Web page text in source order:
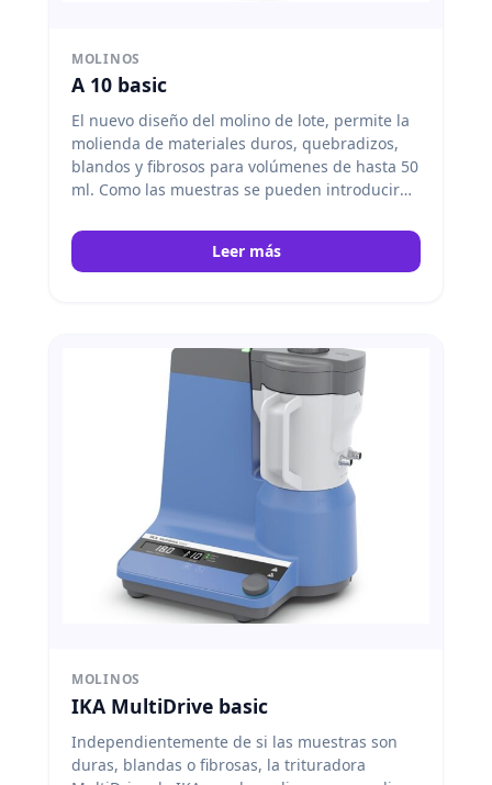
MOLINOS
A 10 basic
El nuevo diseño del molino de lote, permite la
molienda de materiales duros, quebradizos,
blandos y fibrosos para volúmenes de hasta 50
ml. Como las muestras se pueden introducir
posible moler también materialess duros,
oleosos y acuosos. IKALeer más
MOLINOS
IKA MultiDrive basic
Independientemente de si las muestras son
duras, blandas o fibrosas, la trituradora